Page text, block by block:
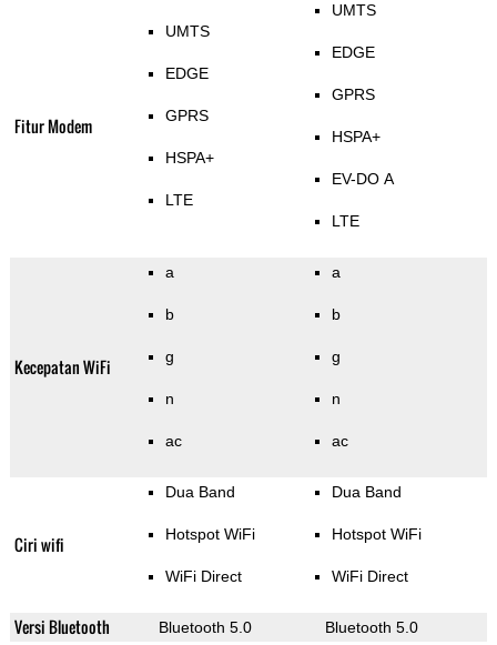
Fitur Modem
UMTS
EDGE
GPRS
HSPA+
LTE
UMTS
EDGE
GPRS
HSPA+
EV-DO A
LTE
Kecepatan WiFi
a
b
g
n
ac
a
b
g
n
ac
Ciri wifi
Dua Band
Hotspot WiFi
WiFi Direct
Dua Band
Hotspot WiFi
WiFi Direct
Versi Bluetooth Bluetooth 5.0 Bluetooth 5.0